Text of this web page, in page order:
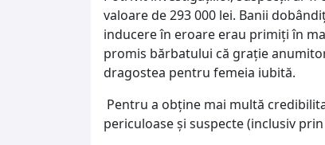
valoare de 293 000 lei. Banii
inducere în eroare erau primiți în
promis bărbatului că grație
dragostea pentru femeia iubită.
Pentru a obține mai multă
periculoase și suspecte (inclusiv